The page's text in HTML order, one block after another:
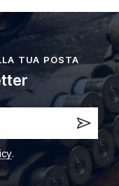
TUA POSTA
Iscri
vi
ora!
.